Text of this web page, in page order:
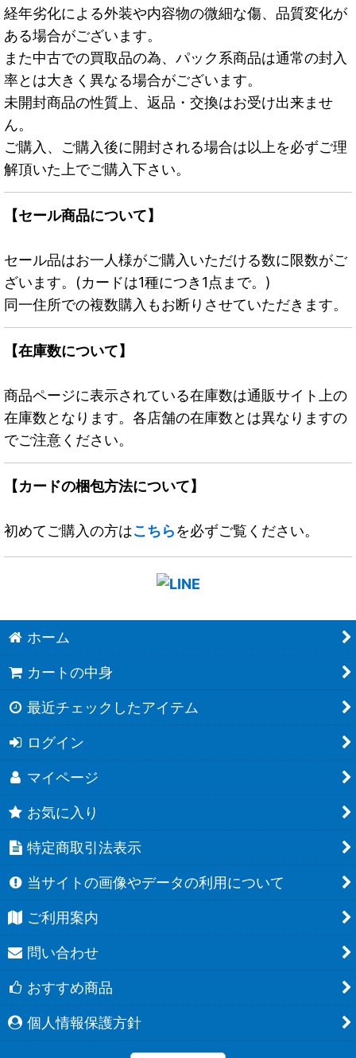
経年劣化による外装や内容物の微細な傷、品質変化が
ある場合がございます。
また中古での買取品の為、パック系商品は通常の封入
率とは大きく異なる場合がございます。
未開封商品の性質上、返品・交換はお受け出来ませ
ん。
ご購入、ご購入後に開封される場合は以上を必ずご理
解頂いた上でご購入下さい。
【セール商品について】
セール品はお一人様がご購入いただける数に限数がご
ざいます。(カードは1種につき1点まで。)
同一住所での複数購入もお断りさせていただきます。
【在庫数について】
商品ページに表示されている在庫数は通販サイト上の
在庫数となります。各店舗の在庫数とは異なりますの
でご注意ください。
【カードの梱包方法について】
初めてご購入の方はこちらを必ずご覧ください。
ホーム
カートの中身
最近チェックしたアイテム
ログイン
マイページ
お気に入り
特定商取引法表示
当サイトの画像やデータの利用について
ご利用案内
問い合わせ
おすすめ商品
個人情報保護方針